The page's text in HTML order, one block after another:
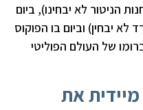
הניטור לא יבחינו), ביום
יבחין) וביום בו הפוקוס
של העולם הפוליטי
את